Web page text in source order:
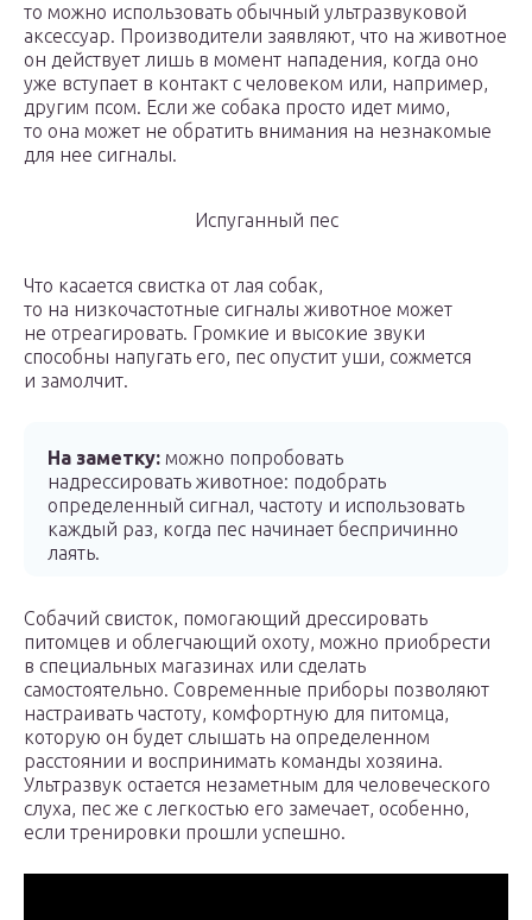
то можно использовать обычный ультразвуковой
аксессуар. Производители заявляют, что на животное
он действует лишь в момент нападения, когда оно
уже вступает в контакт с человеком или, например,
другим псом. Если же собака просто идет мимо,
то она может не обратить внимания на незнакомые
для нее сигналы.
Испуганный пес
Что касается свистка от лая собак,
то на низкочастотные сигналы животное может
не отреагировать. Громкие и высокие звуки
способны напугать его, пес опустит уши, сожмется
и замолчит.
На заметку: можно попробовать
надрессировать животное: подобрать
определенный сигнал, частоту и использовать
каждый раз, когда пес начинает беспричинно
лаять.
Собачий свисток, помогающий дрессировать
питомцев и облегчающий охоту, можно приобрести
в специальных магазинах или сделать
самостоятельно. Современные приборы позволяют
настраивать частоту, комфортную для питомца,
которую он будет слышать на определенном
расстоянии и воспринимать команды хозяина.
Ультразвук остается незаметным для человеческого
слуха, пес же с легкостью его замечает, особенно,
если тренировки прошли успешно.